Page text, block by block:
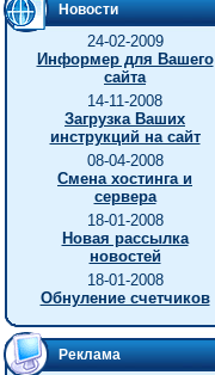
Новости
24-02-2009
Информер для Вашего
сайта
14-11-2008
Загрузка Ваших
инструкций на сайт
08-04-2008
Смена хостинга и
сервера
18-01-2008
Новая рассылка
новостей
18-01-2008
Обнуление счетчиков
Реклама